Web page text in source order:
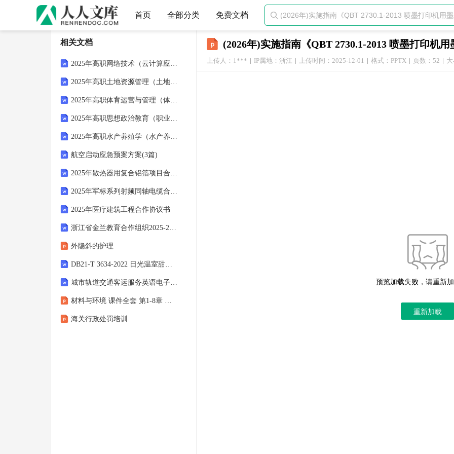
首页 全部分类 免费文档 
(2026年)实施指南《QBT 2730.1-2013 喷墨打印机用
上传人：1*** IP属地：浙江 上传时间：2025-12-01 格式：PPTX 页数：52
预览加载失败，请重新
重新加载
相关文档
2025年高职网络技术（云计算应用基础）试题及答案
2025年高职土地资源管理（土地管理）试题及答案
2025年高职体育运营与管理（体育场馆管理）试题及答案
2025年高职思想政治教育（职业道德修养）试题及答案
2025年高职水产养殖学（水产养殖）试题及答案
航空启动应急预案方案(3篇)
2025年散热器用复合铝箔项目合作计划书
2025年军标系列射频同轴电缆合作协议书
2025年医疗建筑工程合作协议书
浙江省金兰教育合作组织2025-2026学年高一上学期11月期中考试英语试卷
外隐斜的护理
DB21-T 3634-2022 日光温室甜樱桃绿色生产技术规程
城市轨道交通客运服务英语电子教案 10-20
材料与环境 课件全套 第1-8章 绪论、材料的环境协调性评价与生态设计 -环境替代材料
海关行政处罚培训